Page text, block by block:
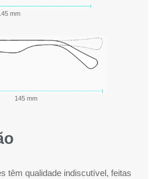
mm
145 mm
têm qualidade indiscutível, feitas